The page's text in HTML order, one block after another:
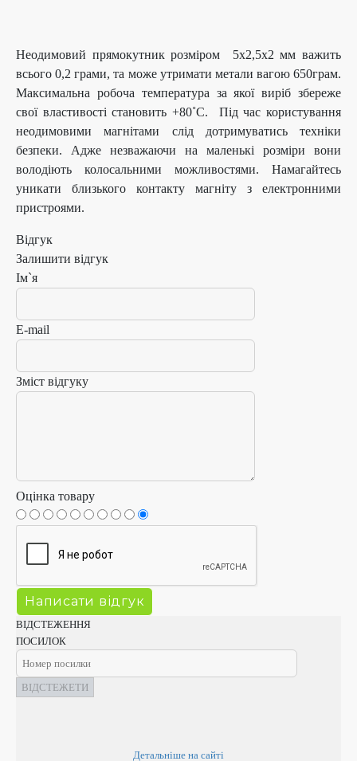
ВІДСТЕЖЕННЯ
ПОСИЛОК
ВІДСТЕЖЕТИ
Детальніше на сайті
Неодимовий прямокутник розміром 5х2,5х2 мм важить
всього 0,2 грами, та може утримати метали вагою 650грам.
Максимальна робоча температура за якої виріб збереже
свої властивості становить +80˚С. Під час користування
неодимовими магнітами слід дотримуватись техніки
безпеки. Адже незважаючи на маленькі розміри вони
володіють колосальними можливостями. Намагайтесь
уникати близького контакту магніту з електронними
пристроями.
Відгук
Залишити відгук
Ім`я
E-mail
Зміст відгуку
Оцінка товару